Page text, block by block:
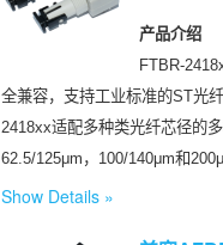
产品介绍
FTBR-
全兼容，支持工业标准的ST光
2418xx适配多种类光纤芯径的
62.5/125μm，100/140μm和
Show Details